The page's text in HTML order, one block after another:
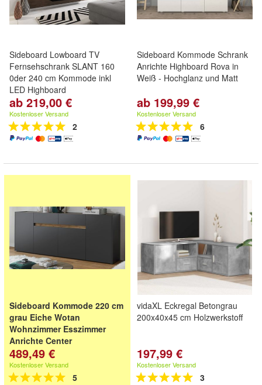
Sideboard Lowboard TV
Fernsehschrank SLANT 160
0der 240 cm Kommode inkl
LED Highboard
ab 219,00 €
Kostenloser Versand
2
Sideboard Kommode Schrank
Anrichte Highboard Rova in
Weiß - Hochglanz und Matt
ab 199,99 €
Kostenloser Versand
6
Sideboard Kommode 220 cm
grau Eiche Wotan
Wohnzimmer Esszimmer
Anrichte Center
489,49 €
Kostenloser Versand
5
vidaXL Eckregal Betongrau
200x40x45 cm Holzwerkstoff
197,99 €
Kostenloser Versand
3